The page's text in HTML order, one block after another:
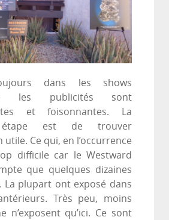
dans les shows
les publicités sont
et foisonnantes. La
étape est de trouver
utile. Ce qui, en l’occurrence
difficile car le Westward
que quelques dizaines
La plupart ont exposé dans
Très peu, moins
n’exposent qu’ici. Ce sont